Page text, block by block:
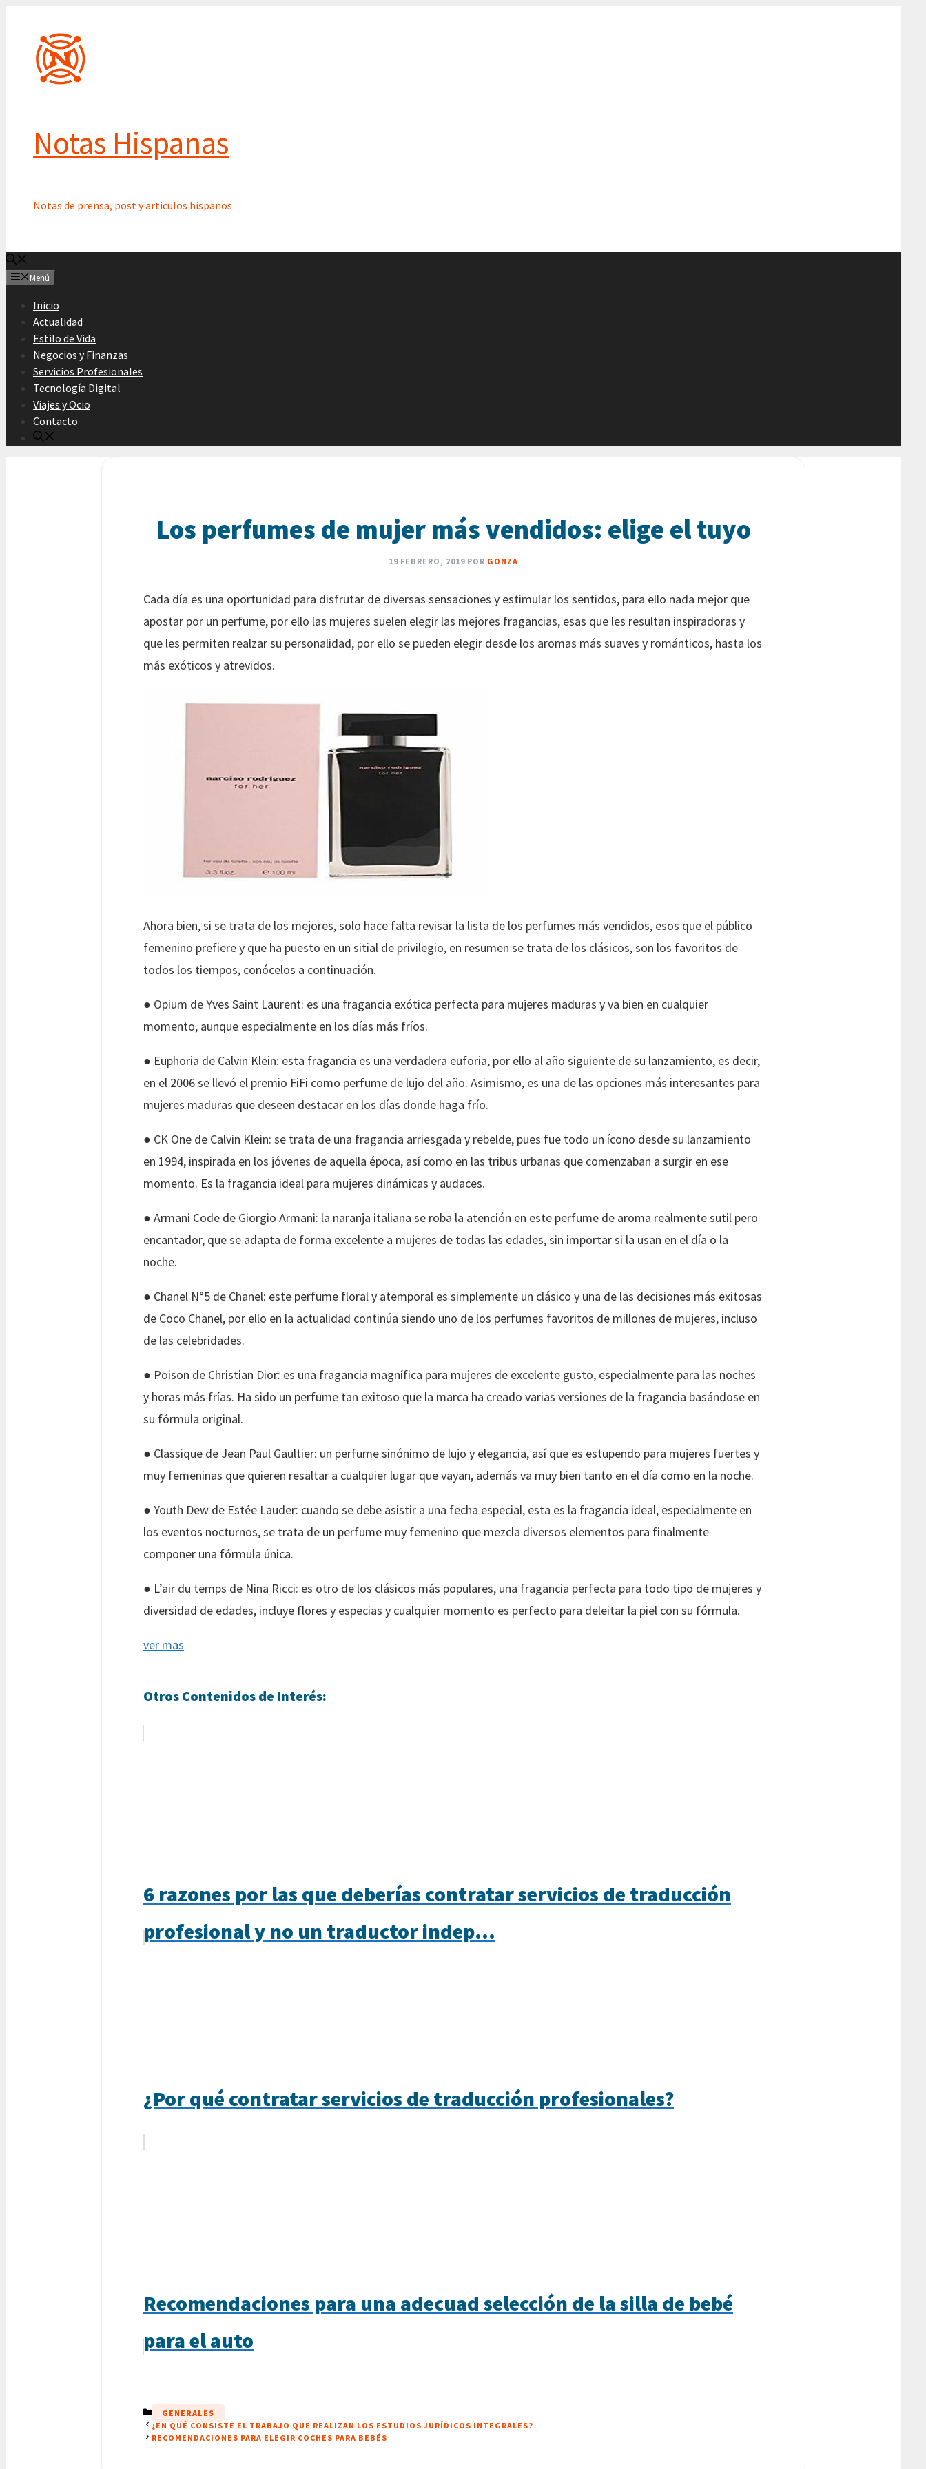
contenido
Notas Hispanas
Notas de prensa, post y articulos hispanos
Menú
Inicio
Actualidad
Estilo de Vida
Negocios y Finanzas
Servicios Profesionales
Tecnología Digital
Viajes y Ocio
Contacto
Los perfumes de mujer más vendidos: elige el tuyo
19 FEBRERO, 2019 POR GONZA
Cada día es una oportunidad para disfrutar de diversas sensaciones y estimular los sentidos, para ello nada mejor que
apostar por un perfume, por ello las mujeres suelen elegir las mejores fragancias, esas que les resultan inspiradoras y
que les permiten realzar su personalidad, por ello se pueden elegir desde los aromas más suaves y románticos, hasta los
más exóticos y atrevidos.
Ahora bien, si se trata de los mejores, solo hace falta revisar la lista de los perfumes más vendidos, esos que el público
femenino prefiere y que ha puesto en un sitial de privilegio, en resumen se trata de los clásicos, son los favoritos de
todos los tiempos, conócelos a continuación.
● Opium de Yves Saint Laurent: es una fragancia exótica perfecta para mujeres maduras y va bien en cualquier
momento, aunque especialmente en los días más fríos.
● Euphoria de Calvin Klein: esta fragancia es una verdadera euforia, por ello al año siguiente de su lanzamiento, es decir,
en el 2006 se llevó el premio FiFi como perfume de lujo del año. Asimismo, es una de las opciones más interesantes para
mujeres maduras que deseen destacar en los días donde haga frío.
● CK One de Calvin Klein: se trata de una fragancia arriesgada y rebelde, pues fue todo un ícono desde su lanzamiento
en 1994, inspirada en los jóvenes de aquella época, así como en las tribus urbanas que comenzaban a surgir en ese
momento. Es la fragancia ideal para mujeres dinámicas y audaces.
● Armani Code de Giorgio Armani: la naranja italiana se roba la atención en este perfume de aroma realmente sutil pero
encantador, que se adapta de forma excelente a mujeres de todas las edades, sin importar si la usan en el día o la
noche.
● Chanel N°5 de Chanel: este perfume floral y atemporal es simplemente un clásico y una de las decisiones más exitosas
de Coco Chanel, por ello en la actualidad continúa siendo uno de los perfumes favoritos de millones de mujeres, incluso
de las celebridades.
● Poison de Christian Dior: es una fragancia magnífica para mujeres de excelente gusto, especialmente para las noches
y horas más frías. Ha sido un perfume tan exitoso que la marca ha creado varias versiones de la fragancia basándose en
su fórmula original.
● Classique de Jean Paul Gaultier: un perfume sinónimo de lujo y elegancia, así que es estupendo para mujeres fuertes y
muy femeninas que quieren resaltar a cualquier lugar que vayan, además va muy bien tanto en el día como en la noche.
● Youth Dew de Estée Lauder: cuando se debe asistir a una fecha especial, esta es la fragancia ideal, especialmente en
los eventos nocturnos, se trata de un perfume muy femenino que mezcla diversos elementos para finalmente
componer una fórmula única.
● L’air du temps de Nina Ricci: es otro de los clásicos más populares, una fragancia perfecta para todo tipo de mujeres y
diversidad de edades, incluye flores y especias y cualquier momento es perfecto para deleitar la piel con su fórmula.
ver mas
Otros Contenidos de Interés:
6 razones por las que deberías contratar servicios de traducción
profesional y no un traductor indep...
¿Por qué contratar servicios de traducción profesionales?
Recomendaciones para una adecuad selección de la silla de bebé
para el auto
CATEGORÍAS
GENERALES
¿EN QUÉ CONSISTE EL TRABAJO QUE REALIZAN LOS ESTUDIOS JURÍDICOS INTEGRALES?
RECOMENDACIONES PARA ELEGIR COCHES PARA BEBÉS